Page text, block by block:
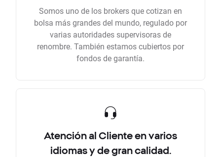
Somos uno de los brokers que cotizan en
bolsa más grandes del mundo, regulado por
varias autoridades supervisoras de
renombre. También estamos cubiertos por
fondos de garantía.
Atención al Cliente en varios
idiomas y de gran calidad.